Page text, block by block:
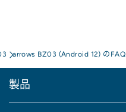
arrows BZ03 (Android 12) のFAQ
製品